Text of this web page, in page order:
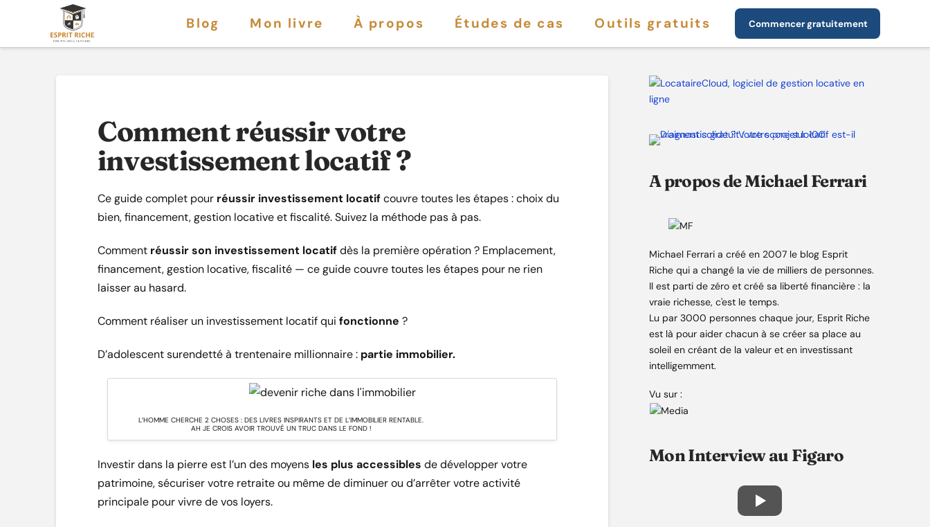
Blog Mon livre À propos Études de cas Outils gratuits Commencer gratuitement
Comment réussir votre
investissement locatif ?
Ce guide complet pour réussir investissement locatifcouvre toutes les étapes : choix du
bien, financement, gestion locative et fiscalité. Suivez la méthode pas à pas.
Comment réussir son investissement locatifdès la première opération ? Emplacement,
financement, gestion locative, fiscalité — ce guide couvre toutes les étapes pour ne rien
laisser au hasard.
Comment réaliser un investissement locatif qui fonctionne ?
D’adolescent surendetté à trentenaire millionnaire :partie immobilier.
L’HOMME CHERCHE 2 CHOSES : DES LIVRES INSPIRANTS ET DE L’IMMOBILIER RENTABLE.
AH JE CROIS AVOIR TROUVÉ UN TRUC DANS LE FOND !
Investir dans la pierre est l’un des moyens les plus accessibles de développer votre
patrimoine, sécuriser votre retraite ou même de diminuer ou d’arrêter votre activité
principale pour vivre de vos loyers.
A propos de Michael Ferrari
Michael Ferrari a créé en 2007 le blog Esprit
Riche qui a changé la vie de milliers de personnes.
Il est parti de zéro et créé sa liberté financière : la
vraie richesse, c'est le temps.
Lu par 3000 personnes chaque jour, Esprit Riche
est là pour aider chacun à se créer sa place au
soleil en créant de la valeur et en investissant
intelligemment.
Vu sur :
Mon Interview au Figaro